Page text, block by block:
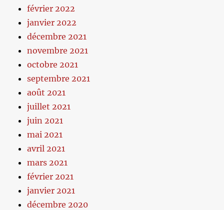
février 2022
janvier 2022
décembre 2021
novembre 2021
octobre 2021
septembre 2021
août 2021
juillet 2021
juin 2021
mai 2021
avril 2021
mars 2021
février 2021
janvier 2021
décembre 2020